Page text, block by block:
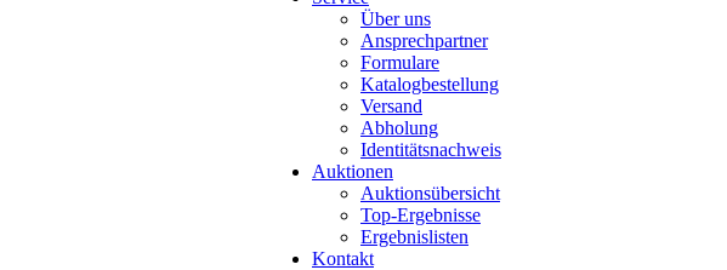
Über uns
Ansprechpartner
Formulare
Katalogbestellung
Versand
Abholung
Identitätsnachweis
Auktionen
Auktionsübersicht
Top-Ergebnisse
Ergebnislisten
Kontakt